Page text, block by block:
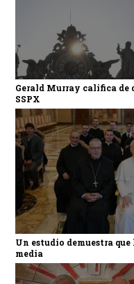
Gerald Murray califica de
SSPX
Un estudio demuestra
media